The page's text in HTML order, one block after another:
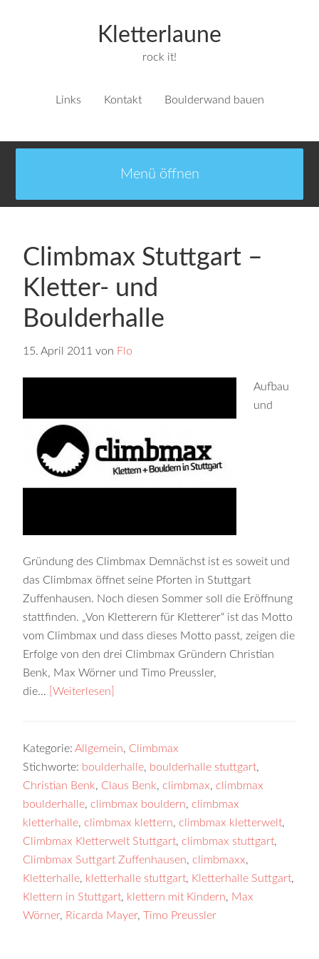
Kletterlaune
rock it!
Links Kontakt Boulderwand bauen
Climbmax Stuttgart –
Kletter- und
Boulderhalle
15. April 2011 von Flo
Aufbau
und
Gründung des Climbmax Demnächst ist es soweit und
das Climbmax öffnet seine Pforten in Stuttgart
Zuffenhausen. Noch diesen Sommer soll die Eröffnung
stattfinden. „Von Kletterern für Kletterer“ ist das Motto
vom Climbmax und dass dieses Motto passt, zeigen die
Erfolge von den drei Climbmax Gründern Christian
Benk, Max Wörner und Timo Preussler,
die…
[Weiterlesen]
Kategorie:Allgemein, Climbmax
Stichworte: boulderhalle, boulderhalle stuttgart,
Christian Benk, Claus Benk, climbmax, climbmax
boulderhalle, climbmax bouldern, climbmax
kletterhalle, climbmax klettern, climbmax kletterwelt,
Climbmax Kletterwelt Stuttgart, climbmax stuttgart,
Climbmax Suttgart Zuffenhausen, climbmaxx,
Kletterhalle, kletterhalle stuttgart, Kletterhalle Suttgart,
Klettern in Stuttgart, klettern mit Kindern, Max
Wörner, Ricarda Mayer,Timo Preussler